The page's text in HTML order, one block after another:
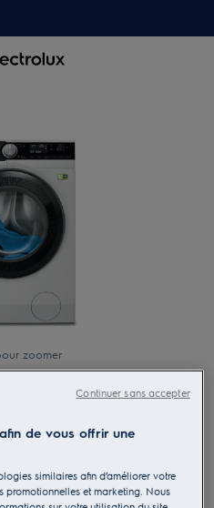
zoomer
indépendant A
de vous offrir une
similaires afin d’améliorer votre
promotionnelles et marketing. Nous
Continuer sans accepter